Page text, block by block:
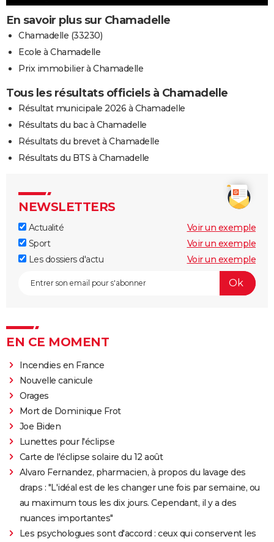
En savoir plus sur Chamadelle
Chamadelle (33230)
Ecole à Chamadelle
Prix immobilier à Chamadelle
Tous les résultats officiels à Chamadelle
Résultat municipale 2026 à Chamadelle
Résultats du bac à Chamadelle
Résultats du brevet à Chamadelle
Résultats du BTS à Chamadelle
NEWSLETTERS
Actualité
Voir un exemple
Sport
Voir un exemple
Les dossiers d'actu
Voir un exemple
EN CE MOMENT
Incendies en France
Nouvelle canicule
Orages
Mort de Dominique Frot
Joe Biden
Lunettes pour l'éclipse
Carte de l'éclipse solaire du 12 août
Alvaro Fernandez, pharmacien, à propos du lavage des
draps : "L'idéal est de les changer une fois par semaine, ou
au maximum tous les dix jours. Cependant, il y a des
nuances importantes"
Les psychologues sont d'accord : ceux qui conservent les